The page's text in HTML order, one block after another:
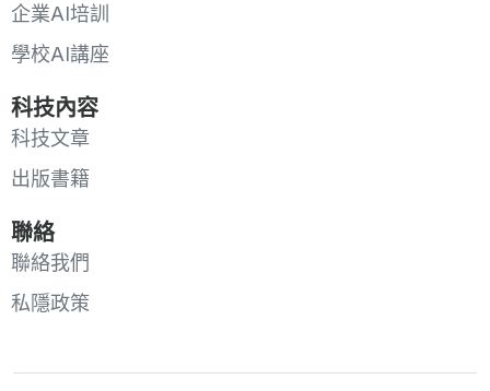
企業AI培訓
學校AI講座
科技內容
科技文章
出版書籍
聯絡
聯絡我們
私隱政策